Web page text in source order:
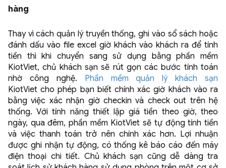
hàng
Thay vì cách quản lý truyền thống, ghi vào sổ sách hoặc
đánh dấu vào file excel giờ khách vào khách ra để tính
tiền thì khi chuyển sang sử dụng bằng phần mềm
KiotViet, chủ khách sạn sẽ rút gọn các bước tính toán
nhờ công nghệ. Phần mềm quản lý khách sạn
KiotViet cho phép bạn biết chính xác giờ khách vào ra
bằng việc xác nhận giờ checkin và check out trên hệ
thống. Với tính năng thiết lập giá tiền theo giờ, theo
ngày, qua đêm, phần mềm KiotViet sẽ tự động tính tiền
và việc thanh toán trở nên chính xác hơn. Lợi nhuận
được ghi nhận tự động, có thống kê báo cáo đến máy
điện thoại chi tiết. Chủ khách sạn cũng dễ dàng tra